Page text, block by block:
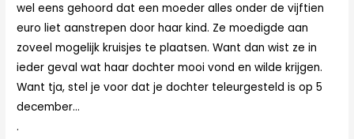
wel eens gehoord dat een moeder alles onder de vijftien
euro liet aanstrepen door haar kind. Ze moedigde aan
zoveel mogelijk kruisjes te plaatsen. Want dan wist ze in
ieder geval wat haar dochter mooi vond en wilde krijgen.
Want tja, stel je voor dat je dochter teleurgesteld is op 5
december…
.